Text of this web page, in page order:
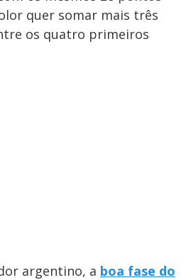
quer somar mais três
os quatro primeiros
argentino, a boa fase do